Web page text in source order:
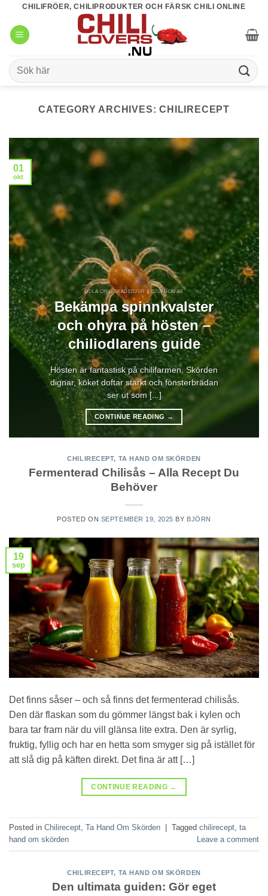
content
CHILIFRÖER, CHILIPRODUKTER OCH FÄRSK CHILI ONLINE
Sök
efter:
CATEGORY ARCHIVES:CHILIRECEPT
ODLA CHILI SKADEDJUR & SJUKDOMAR
Bekämpa spinnkvalster
och ohyra på hösten –
chiliodlarens guide
Hösten är fantastisk på chilifarmen. Skörden
dignar, köket doftar starkt och fönsterbrädan
ser ut som [...]
CONTINUE READING →
01
okt
CHILIRECEPT, TA HAND OM SKÖRDEN
Fermenterad Chilisås – Alla Recept Du
Behöver
POSTED ON SEPTEMBER 19, 2025 BY BJÖRN
19
sep
Det finns såser – och så finns det fermenterad chilisås.
Den där flaskan som du gömmer längst bak i kylen och
bara tar fram när du vill glänsa lite extra. Den är syrlig,
fruktig, fyllig och har en hetta som smyger sig på istället för
att slå dig på käften direkt. Det fina är att […]
CONTINUE READING →
Posted in Chilirecept, Ta Hand Om Skörden Tagged chilirecept, ta
hand om skörden
Leave a comment
CHILIRECEPT, TA HAND OM SKÖRDEN
Den ultimata guiden: Gör eget